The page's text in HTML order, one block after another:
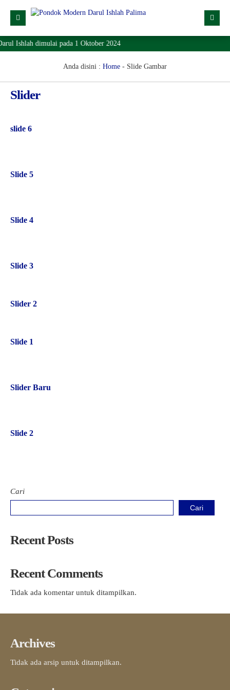
Profil
Lainnya
Lokasi
Ishlah dimulai pada 1 Oktober 2024
Anda disini : Home - Slide Gambar
Slider
slide 6
Slide 5
Slide 4
Slide 3
Slider 2
Slide 1
Slider Baru
Slide 2
Cari
Cari
Recent Posts
Recent Comments
Tidak ada komentar untuk ditampilkan.
Archives
Tidak ada arsip untuk ditampilkan.